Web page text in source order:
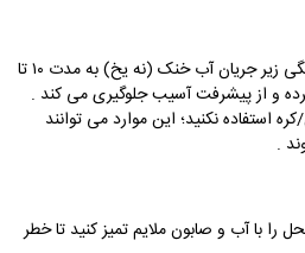
قرار دادن محل سوختگی زیر جریان آب خنک (نه یخ) به مدت ۱۰ تا
.
استفاده نکنید؛ این موارد می توانند
.
با آب و صابون ملایم تمیز کنید تا خطر